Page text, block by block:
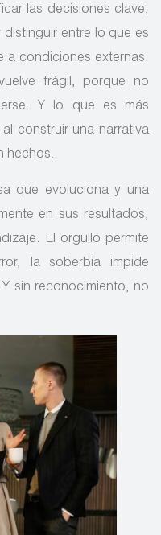
las decisiones clave,
entre lo que es
a condiciones externas.
frágil, porque no
Y lo que es más
construir una narrativa
hechos.
que evoluciona y una
en sus resultados,
El orgullo permite
la soberbia impide
sin reconocimiento, no